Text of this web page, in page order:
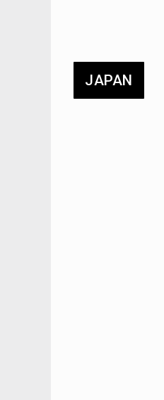
JAPAN